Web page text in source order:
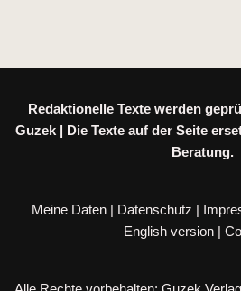
Redaktionelle Texte werden
Guzek | Die Texte auf der Seite
Beratung.
Meine Daten | Datenschutz |
English version |